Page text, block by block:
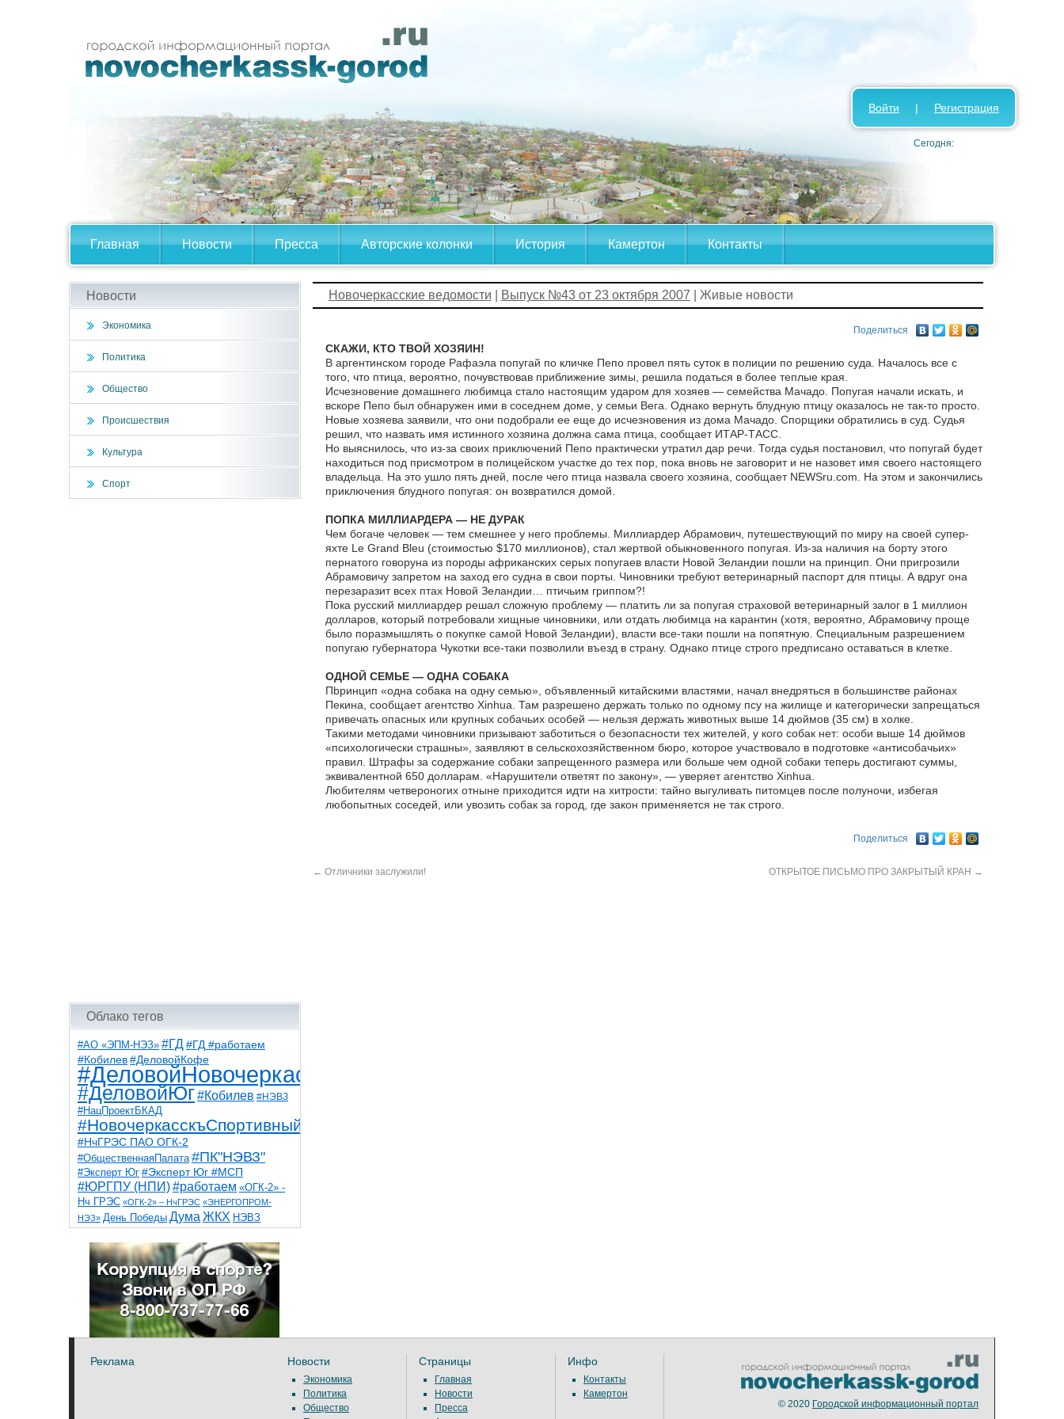
Главная Новости Пресса Авторские колонки История Камертон Контакты
Войти | Регистрация
Сегодня:
Новости
Экономика
Политика
Общество
Происшествия
Культура
Спорт
Облако тегов
#АО «ЭПМ-НЭЗ» #ГД #ГД #работаем
#Кобилев #ДеловойКофе
#ДеловойНовочеркасск
#ДеловойЮг#Кобилев #НЭВЗ
#НацПроектБКАД
#НовочеркасскъСпортивный
#НчГРЭС ПАО ОГК-2
#ОбщественнаяПалата #ПК"НЭВЗ"
#Эксперт Юг #Эксперт Юг #МСП
#ЮРГПУ (НПИ)#работаем «ОГК-2» -
Нч ГРЭС «ОГК-2» – НчГРЭС «ЭНЕРГОПРОМ-
НЭЗ» День Победы Дума ЖКХ НЭВЗ
НчГРЭС ТНТ
благоустройствоветераны выборы
детидороги казаки коррупция космос
общественная палата парк пожар роща
спорт театр транспорт художники
Новочеркасские ведомости Выпуск №43 от 23 октября 2007 | Живые новости
Поделиться
СКАЖИ, КТО ТВОЙ ХОЗЯИН!
В аргентинском городе Рафаэла попугай по кличке Пепо провел пять суток в полиции по решению суда. Началось все с
того, что птица, вероятно, почувствовав приближение зимы, решила податься в более теплые края.
Исчезновение домашнего любимца стало настоящим ударом для хозяев — семейства Мачадо. Попугая начали искать, и
вскоре Пепо был обнаружен ими в соседнем доме, у семьи Вега. Однако вернуть блудную птицу оказалось не так-то просто.
Новые хозяева заявили, что они подобрали ее еще до исчезновения из дома Мачадо. Спорщики обратились в суд. Судья
решил, что назвать имя истинного хозяина должна сама птица, сообщает ИТАР-ТАСС.
Но выяснилось, что из-за своих приключений Пепо практически утратил дар речи. Тогда судья постановил, что попугай будет
находиться под присмотром в полицейском участке до тех пор, пока вновь не заговорит и не назовет имя своего настоящего
владельца. На это ушло пять дней, после чего птица назвала своего хозяина, сообщает NEWSru.com. На этом и закончились
приключения блудного попугая: он возвратился домой.
ПОПКА МИЛЛИАРДЕРА — НЕ ДУРАК
Чем богаче человек — тем смешнее у него проблемы. Миллиардер Абрамович, путешествующий по миру на своей супер-
яхте Le Grand Bleu (стоимостью $170 миллионов), стал жертвой обыкновенного попугая. Из-за наличия на борту этого
пернатого говоруна из породы африканских серых попугаев власти Новой Зеландии пошли на принцип. Они пригрозили
Абрамовичу запретом на заход его судна в свои порты. Чиновники требуют ветеринарный паспорт для птицы. А вдруг она
перезаразит всех птах Новой Зеландии… птичьим гриппом?!
Пока русский миллиардер решал сложную проблему — платить ли за попугая страховой ветеринарный залог в 1 миллион
долларов, который потребовали хищные чиновники, или отдать любимца на карантин (хотя, вероятно, Абрамовичу проще
было поразмышлять о покупке самой Новой Зеландии), власти все-таки пошли на попятную. Специальным разрешением
попугаю губернатора Чукотки все-таки позволили въезд в страну. Однако птице строго предписано оставаться в клетке.
ОДНОЙ СЕМЬЕ — ОДНА СОБАКА
Пbринцип «одна собака на одну семью», объявленный китайскими властями, начал внедряться в большинстве районах
Пекина, сообщает агентство Xinhua. Там разрешено держать только по одному псу на жилище и категорически запрещаться
привечать опасных или крупных собачьих особей — нельзя держать животных выше 14 дюймов (35 см) в холке.
Такими методами чиновники призывают заботиться о безопасности тех жителей, у кого собак нет: особи выше 14 дюймов
«психологически страшны», заявляют в сельскохозяйственном бюро, которое участвовало в подготовке «антисобачьих»
правил. Штрафы за содержание собаки запрещенного размера или больше чем одной собаки теперь достигают суммы,
эквивалентной 650 долларам. «Нарушители ответят по закону», — уверяет агентство Xinhua.
Любителям четвероногих отныне приходится идти на хитрости: тайно выгуливать питомцев после полуночи, избегая
любопытных соседей, или увозить собак за город, где закон применяется не так строго.
Поделиться
← Отличники заслужили! ОТКРЫТОЕ ПИСЬМО ПРО ЗАКРЫТЫЙ КРАН →
Реклама Новости
Экономика
Политика
Общество
Страницы
Главная
Новости
Пресса
Инфо
Контакты
Камертон
© 2020 Городской информационный портал